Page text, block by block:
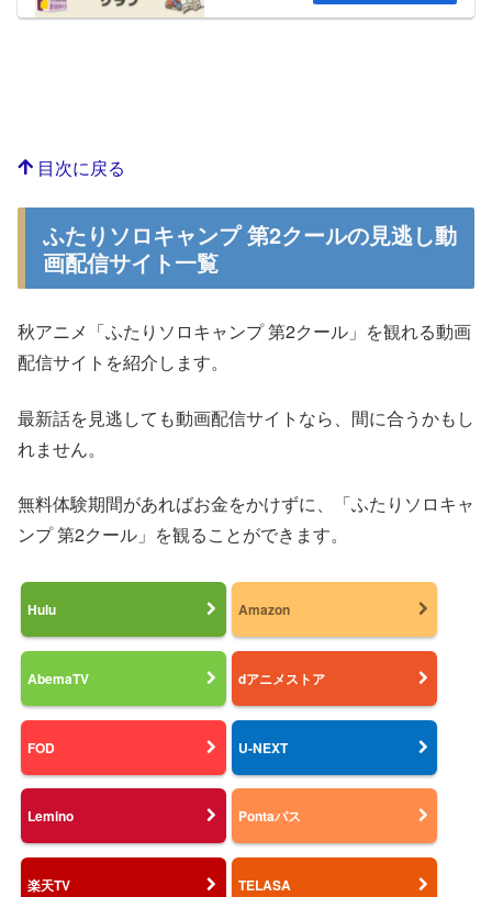
目次に戻る
ふたりソロキャンプ 第2クールの見逃し動
画配信サイト一覧
秋アニメ「ふたりソロキャンプ 第2クール」を観れる動画
配信サイトを紹介します。
最新話を見逃しても動画配信サイトなら、間に合うかもし
れません。
無料体験期間があればお金をかけずに、「ふたりソロキャ
ンプ 第2クール」を観ることができます。
Hulu Amazon
AbemaTV dアニメストア
FOD U-NEXT
Lemino Pontaパス
楽天TV TELASA